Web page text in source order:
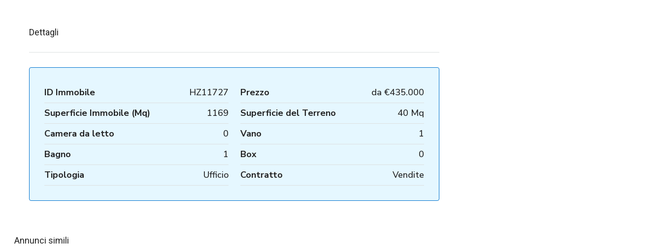
Dettagli
ID Immobile HZ11727 Prezzo da €435.000
Superficie Immobile (Mq)
1169 Superficie del Terreno
40 Mq
Camera da letto
0 Vano
1
Bagno
1 Box
0
Tipologia
Ufficio Contratto Vendite
Annunci simili